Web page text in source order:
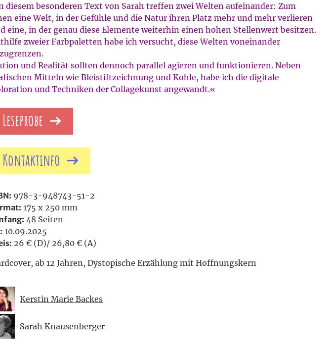
diesem besonderen Text von Sarah treffen zwei Welten aufeinander: Zum
eine Welt, in der Gefühle und die Natur ihren Platz mehr und mehr verlieren
eine, in der genau diese Elemente weiterhin einen hohen Stellenwert besitzen.
zweier Farbpaletten habe ich versucht, diese Welten voneinander
und Realität sollten dennoch parallel agieren und funktionieren. Neben
Mitteln wie Bleistiftzeichnung und Kohle, habe ich die digitale
und Techniken der Collagekunst angewandt.«
Leseprobe
Kontaktinfo
978-3-948743-51-2
175 x 250 mm
48 Seiten
10.09.2025
26 € (D)/ 26,80 € (A)
ab 12 Jahren, Dystopische Erzählung mit Hoffnungskern
Kerstin Marie Backes
Sarah Knausenberger